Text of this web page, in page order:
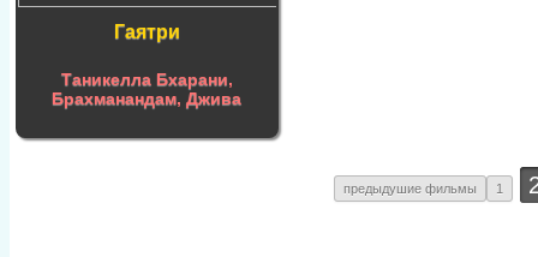
Гаятри
Таникелла Бхарани,
Брахманандам,Джива
предыдушие фильмы 1